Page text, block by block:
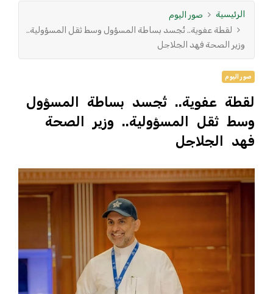
الرئيسية
صور اليوم
لقطة عفوية.. تُجسد بساطة المسؤول وسط ثقل المسؤولية..
وزير الصحة فهد الجلاجل
صور اليوم
لقطة عفوية.. تُجسد بساطة المسؤول
وسط ثقل المسؤولية.. وزير الصحة
فهد الجلاجل